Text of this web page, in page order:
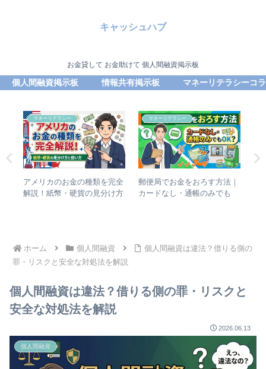
キャッシュハブ
お金貸して お金助けて 個人間融資掲示板
個人間融資掲示板 情報共有掲示板 マネーリテラシーコ
マネーリテラシー
アメリカのお金の種類を完全
解説！紙幣・硬貨の見分け方
マネーリテラシー
郵便局でお金をおろす方法｜
カードなし・通帳のみでも
ホーム 個人間融資
個人間融資は違法？借りる側の
罪・リスクと安全な対処法を解説
個人間融資は違法？借りる側の罪・リスクと
安全な対処法を解説
2026.06.13
個人間融資